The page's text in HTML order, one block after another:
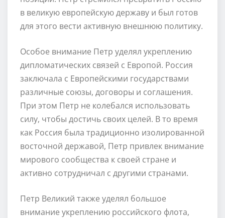
в великую европейскую державу и был готов
для этого вести активную внешнюю политику.
Особое внимание Петр уделял укреплению
дипломатических связей с Европой. Россия
заключала с Европейскими государствами
различные союзы, договоры и соглашения.
При этом Петр не колебался использовать
силу, чтобы достичь своих целей. В то время
как Россия была традиционно изолированной
восточной державой, Петр привлек внимание
мирового сообщества к своей стране и
активно сотрудничал с другими странами.
Петр Великий также уделял большое
внимание укреплению российского флота,